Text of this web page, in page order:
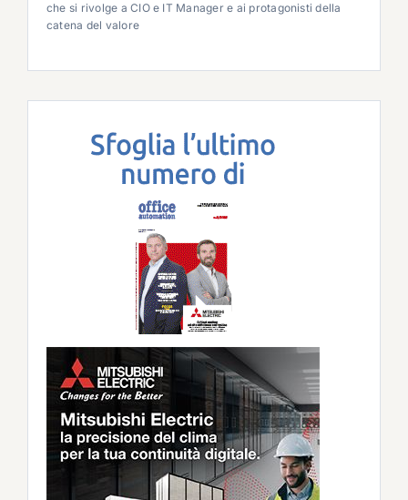
che si rivolge a CIO e IT Manager e ai protagonisti della
catena del valore